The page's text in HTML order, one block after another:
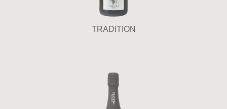
TRADITION